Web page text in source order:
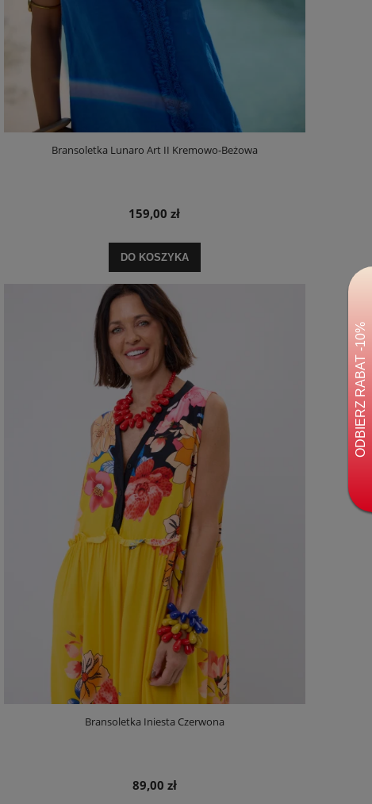
Bransoletka Lunaro Art II Kremowo-Beżowa
159,00 zł
DO KOSZYKA
Bransoletka Iniesta Czerwona
89,00 zł